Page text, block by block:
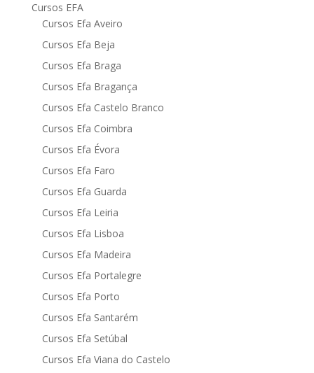
Cursos EFA
Cursos Efa Aveiro
Cursos Efa Beja
Cursos Efa Braga
Cursos Efa Bragança
Cursos Efa Castelo Branco
Cursos Efa Coimbra
Cursos Efa Évora
Cursos Efa Faro
Cursos Efa Guarda
Cursos Efa Leiria
Cursos Efa Lisboa
Cursos Efa Madeira
Cursos Efa Portalegre
Cursos Efa Porto
Cursos Efa Santarém
Cursos Efa Setúbal
Cursos Efa Viana do Castelo